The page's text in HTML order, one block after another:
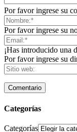
Por favor ingrese su
Por favor ingrese su
¡Has introducido una
Por favor ingrese su
Categorías
Categorías